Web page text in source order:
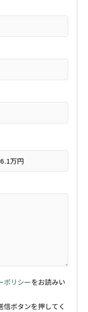
ポリシーをお読みい
ボタンを押してく